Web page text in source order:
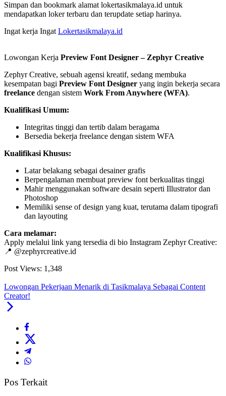
Simpan dan bookmark alamat lokertasikmalaya.id untuk
mendapatkan loker terbaru dan terupdate setiap harinya.
Ingat kerja Ingat Lokertasikmalaya.id
Lowongan Kerja Preview Font Designer – Zephyr Creative
Zephyr Creative, sebuah agensi kreatif, sedang membuka
kesempatan bagi Preview Font Designer yang ingin bekerja secara
freelance dengan sistem Work From Anywhere (WFA).
Kualifikasi Umum:
Integritas tinggi dan tertib dalam beragama
Bersedia bekerja freelance dengan sistem WFA
Kualifikasi Khusus:
Latar belakang sebagai desainer grafis
Berpengalaman membuat preview font berkualitas tinggi
Mahir menggunakan software desain seperti Illustrator dan
Photoshop
Memiliki sense of design yang kuat, terutama dalam tipografi
dan layouting
Cara melamar:
Apply melalui link yang tersedia di bio Instagram Zephyr Creative:
📍 @zephyrcreative.id
Post Views: 1,348
Lowongan Pekerjaan Menarik di Tasikmalaya Sebagai Content
Creator!
Pos Terkait